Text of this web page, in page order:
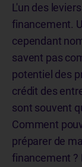
L'un des
financement.
cependant
savent pas
potentiel des
crédit des
sont souvent
Comment
préparer de
financement ?